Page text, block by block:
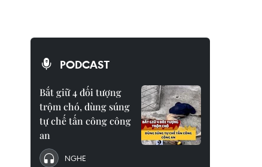
PODCAST
Bắt giữ 4 đối tượng
trộm chó, dùng súng
tự chế tấn công công
an
NGHE